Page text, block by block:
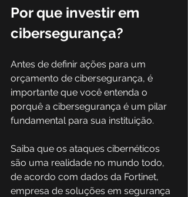
Por que investir em
cibersegurança?
Antes de definir ações para um
orçamento de cibersegurança, é
importante que você entenda o
porquê a cibersegurança é um pilar
fundamental para sua instituição.
Saiba que os ataques cibernéticos
são uma realidade no mundo todo,
de acordo com dados da Fortinet,
empresa de soluções em segurança